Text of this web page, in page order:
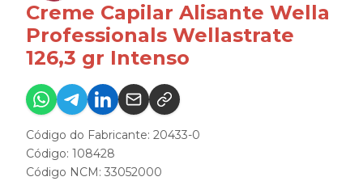
Creme Capilar Alisante Wella
Professionals Wellastrate
126,3 gr Intenso
Código do Fabricante: 20433-0
Código: 108428
Código NCM: 33052000